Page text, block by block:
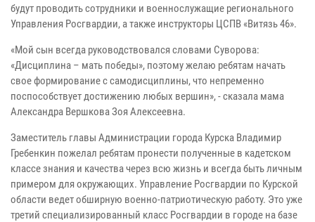
будут проводить сотрудники и военнослужащие регионального
Управления Росгвардии, а также инструкторы ЦСПВ «Витязь 46».
«Мой сын всегда руководствовался словами Суворова:
«Дисциплина – мать победы», поэтому желаю ребятам начать
свое формирование с самодисциплины, что непременно
поспособствует достижению любых вершин», - сказала мама
Александра Вершкова Зоя Алексеевна.
Заместитель главы Администрации города Курска Владимир
Гребенкин пожелал ребятам пронести полученные в кадетском
классе знания и качества через всю жизнь и всегда быть личным
примером для окружающих. Управление Росгвардии по Курской
области ведет обширную военно-патриотическую работу. Это уже
третий специализированный класс Росгвардии в городе на базе